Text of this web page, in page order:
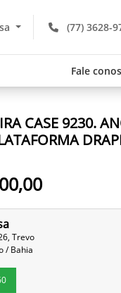
(77) 3628-
Fale
CASE 9230.
Trevo
/ Bahia